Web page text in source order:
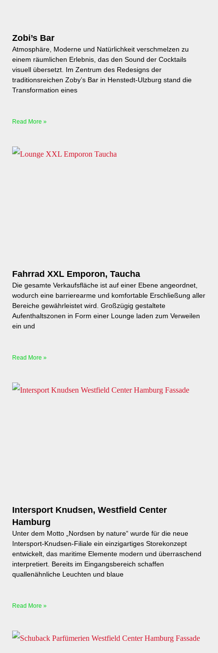
Zobi’s Bar
Atmosphäre, Moderne und Natürlichkeit verschmelzen zu
einem räumlichen Erlebnis, das den Sound der Cocktails
visuell übersetzt. Im Zentrum des Redesigns der
traditionsreichen Zoby’s Bar in Henstedt-Ulzburg stand die
Transformation eines
Read More »
Fahrrad XXL Emporon, Taucha
Die gesamte Verkaufsfläche ist auf einer Ebene angeordnet,
wodurch eine barrierearme und komfortable Erschließung aller
Bereiche gewährleistet wird. Großzügig gestaltete
Aufenthaltszonen in Form einer Lounge laden zum Verweilen
ein und
Read More »
Intersport Knudsen, Westfield Center
Hamburg
Unter dem Motto „Nordsen by nature“ wurde für die neue
Intersport-Knudsen-Filiale ein einzigartiges Storekonzept
entwickelt, das maritime Elemente modern und überraschend
interpretiert. Bereits im Eingangsbereich schaffen
quallenähnliche Leuchten und blaue
Read More »